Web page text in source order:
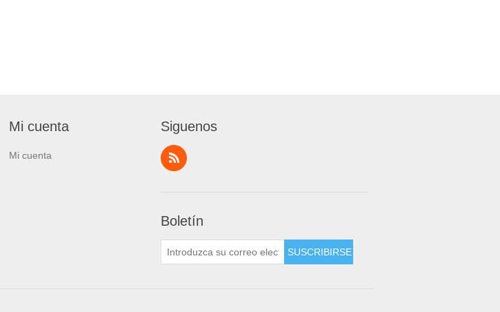
Mi cuenta
Mi cuenta
Siguenos
Boletín